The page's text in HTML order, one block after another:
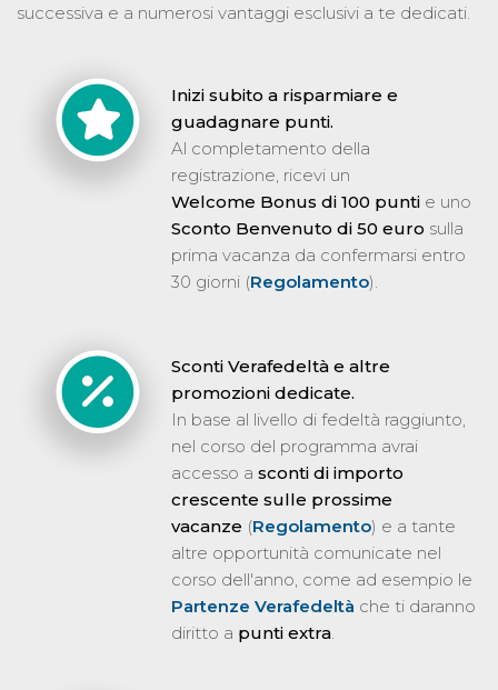
successiva e a numerosi vantaggi esclusivi a te dedicati.
Inizi subito a risparmiare e
guadagnare punti.
Al completamento della
registrazione, ricevi un
Welcome Bonus di 100 punti e uno
Sconto Benvenuto di 50 euro sulla
prima vacanza da confermarsi entro
30 giorni (Regolamento).
Sconti Verafedeltà e altre
promozioni dedicate.
In base al livello di fedeltà raggiunto,
nel corso del programma avrai
accesso a sconti di importo
crescente sulle prossime
vacanze (Regolamento) e a tante
altre opportunità comunicate nel
corso dell'anno, come ad esempio le
Partenze Verafedeltà che ti daranno
diritto a punti extra